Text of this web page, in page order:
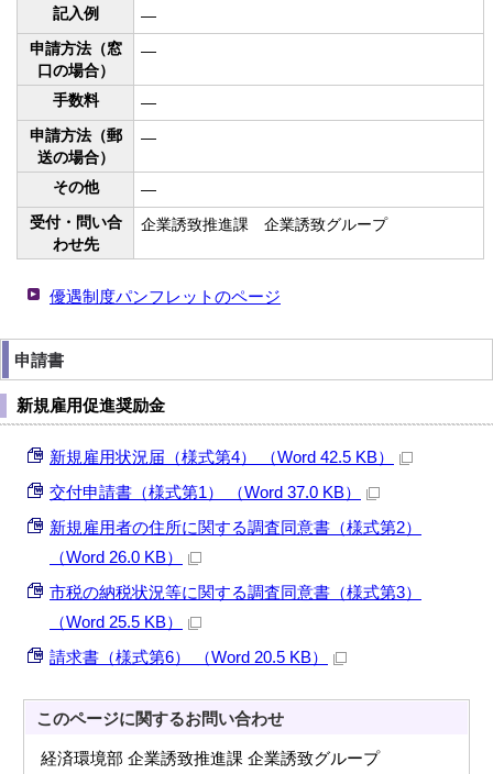
記入例
—
申請方法（窓
口の場合）
—
手数料
—
申請方法（郵
送の場合）
—
その他
—
受付・問い合
わせ先
企業誘致推進課 企業誘致グループ
優遇制度パンフレットのページ
申請書
新規雇用促進奨励金
新規雇用状況届（様式第4） （Word 42.5 KB）
交付申請書（様式第1） （Word 37.0 KB）
新規雇用者の住所に関する調査同意書（様式第2）
（Word 26.0 KB）
市税の納税状況等に関する調査同意書（様式第3）
（Word 25.5 KB）
請求書（様式第6） （Word 20.5 KB）
このページに関するお問い合わせ
経済環境部 企業誘致推進課 企業誘致グループ